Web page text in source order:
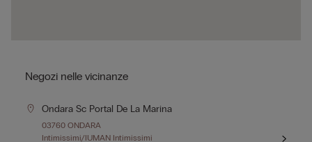
Negozi nelle vicinanze
Ondara Sc Portal De La Marina
03760 ONDARA
Intimissimi/IUMAN Intimissimi